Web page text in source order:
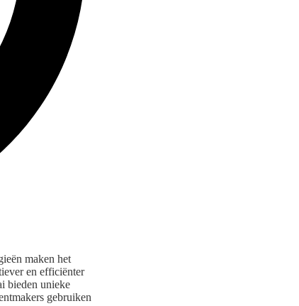
maken het
en efficiënter
bieden unieke
gebruiken